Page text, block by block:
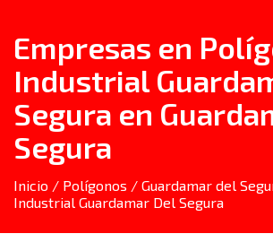
Empresas en
Industrial
Segura en
Segura
Inicio / Polígonos / Guardamar del
Industrial Guardamar Del Segura